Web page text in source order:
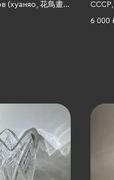
(хуаняо, 花鳥畫),
гг.
СССР,
6 000